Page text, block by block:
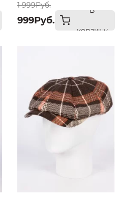
1 999Руб.
999Руб.
В
корзину